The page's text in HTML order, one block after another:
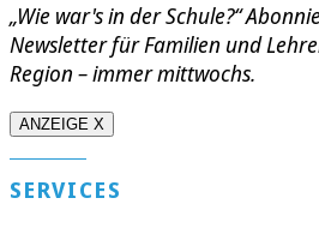
„Wie war's in der Schule?“
Newsletter für Familien und
Region – immer mittwochs.
ANZEIGE X
SERVICES